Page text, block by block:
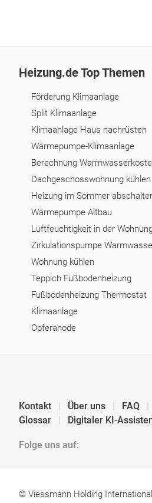
Heizung.de Top Themen
Förderung Klimaanlage
Split Klimaanlage
Klimaanlage Haus nachrüsten
Wärmepumpe-Klimaanlage
Berechnung
Dachgeschosswohnung kühlen
Heizung im Sommer
Wärmepumpe Altbau
Luftfeuchtigkeit in der
Zirkulationspumpe
Wohnung kühlen
Teppich Fußbodenheizung
Fußbodenheizung Thermostat
Klimaanlage
Opferanode
Kontakt Über uns FAQ
Glossar
Digitaler KI-
Folge uns auf:
© Viessmann Holding